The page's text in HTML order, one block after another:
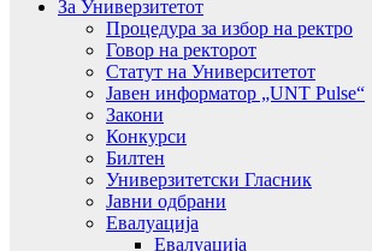
За Универзитетот
Процедура за избор на ректро
Говор на ректорот
Статут на Университетот
Јавен информатор „UNT Pulse“
Закони
Конкурси
Билтен
Универзитетски Гласник
Јавни одбрани
Евалуација
Евалуација